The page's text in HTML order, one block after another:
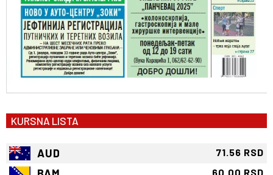
KURSNA LISTA
AUD 71.56 RSD
60.00 RSD